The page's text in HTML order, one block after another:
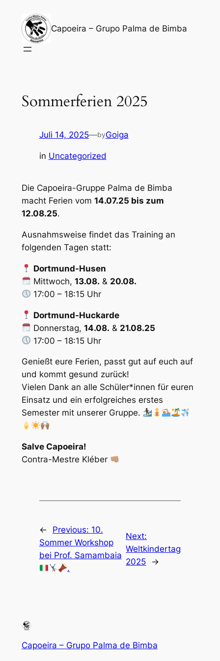
Inhalt
springen
Capoeira – Grupo Palma de Bimba
Sommerferien 2025
Juli 14, 2025—byGoiga
in Uncategorized
Die Capoeira-Gruppe Palma de Bimba
macht Ferien vom 14.07.25 bis zum
12.08.25.
Ausnahmsweise findet das Training an
folgenden Tagen statt:
Dortmund-Husen
Mittwoch, 13.08. & 20.08.
17:00 – 18:15 Uhr
Dortmund-Huckarde
Donnerstag, 14.08. & 21.08.25
17:00 – 18:15 Uhr
Genießt eure Ferien, passt gut auf euch auf
und kommt gesund zurück!
Vielen Dank an alle Schüler*innen für euren
Einsatz und ein erfolgreiches erstes
Semester mit unserer Gruppe.
Salve Capoeira!
Contra-Mestre Kléber
← Previous: 10.
Sommer Workshop
bei Prof. Samambaia
.
Next:
Weltkindertag
2025
→
Capoeira – Grupo Palma de Bimba